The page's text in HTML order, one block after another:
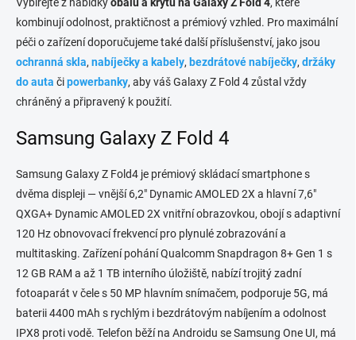
a
c
í
p
r
v
v
ý
i
s
kombinují odolnost, praktičnost a prémiový vzhled. Pro maximální
péči o zařízení doporučujeme také další příslušenství, jako jsou
ochranná skla, nabíječky a kabely, bezdrátové nabíječky, držáky
do auta čipowerbanky, aby váš Galaxy Z Fold 4 zůstal vždy
chráněný a připravený k použití.
Samsung Galaxy Z Fold 4
Samsung Galaxy Z Fold4 je prémiový skládací smartphone s
dvěma displeji — vnější 6,2" Dynamic AMOLED 2X a hlavní 7,6"
QXGA+ Dynamic AMOLED 2X vnitřní obrazovkou, obojí s adaptivní
120 Hz obnovovací frekvencí pro plynulé zobrazování a
multitasking. Zařízení pohání Qualcomm Snapdragon 8+ Gen 1 s
12 GB RAM a až 1 TB interního úložiště, nabízí trojitý zadní
fotoaparát v čele s 50 MP hlavním snímačem, podporuje 5G, má
baterii 4400 mAh s rychlým i bezdrátovým nabíjením a odolnost
IPX8 proti vodě. Telefon běží na Androidu se Samsung One UI, má